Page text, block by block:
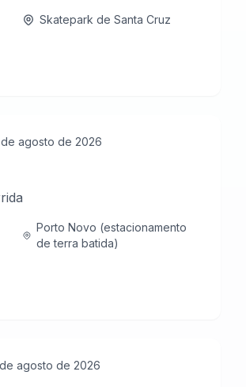
Skatepark de Santa Cruz
de agosto de 2026
Porto Novo (estacionamento
de terra batida)
agosto de 2026